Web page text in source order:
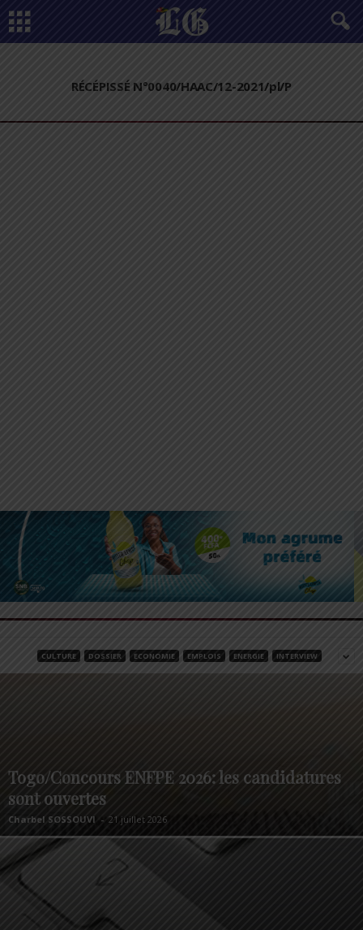
RÉCÉPISSÉ N°0040/HAAC/12-2021/pl/P
CULTURE DOSSIER ECONOMIE EMPLOIS ENERGIE INTERVIEW
Togo/Concours ENFPE 2026: les candidatures
sont ouvertes
Charbel SOSSOUVI - 21 juillet 2026